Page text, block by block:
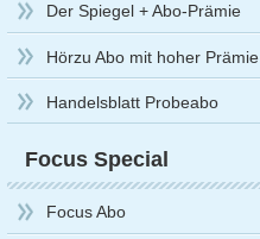
Der Spiegel + Abo-Prämie
Hörzu Abo mit hoher Prämie
Handelsblatt Probeabo
Focus Special
Focus Abo